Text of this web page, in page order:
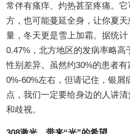
常伴有瘙痒、灼热甚至疼痛。
方，也可能蔓延全身，让你夏
量，冬天更是雪上加霜。据统
0.47%，北方地区的发病率略高
性别差异。虽然约30%的患者
0%-60%左右，但请记住，银屑
点，我们一定要给身边的人讲
和歧视。